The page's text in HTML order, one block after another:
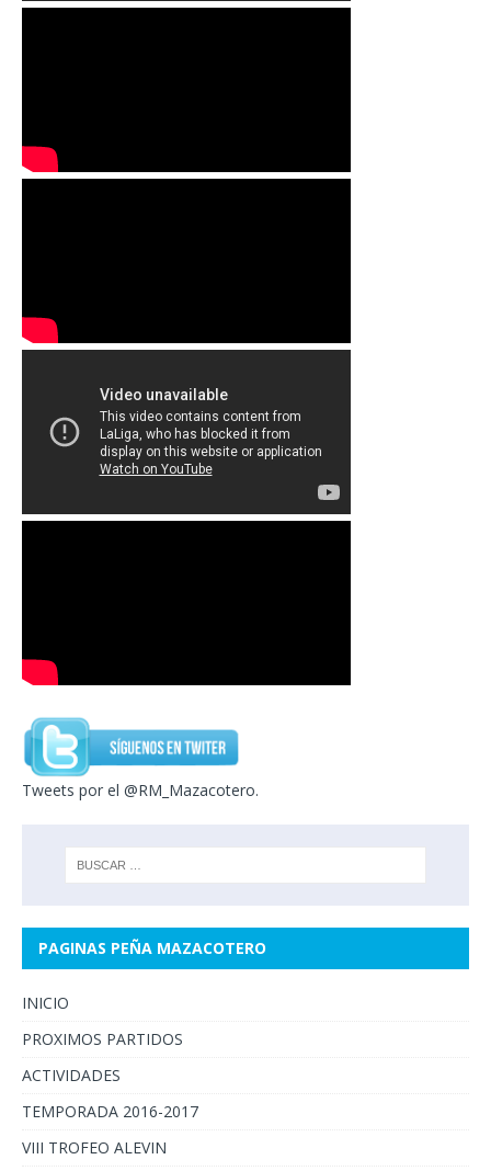
Tweets por el @RM_Mazacotero.
PAGINAS PEÑA MAZACOTERO
INICIO
PROXIMOS PARTIDOS
ACTIVIDADES
TEMPORADA 2016-2017
VIII TROFEO ALEVIN